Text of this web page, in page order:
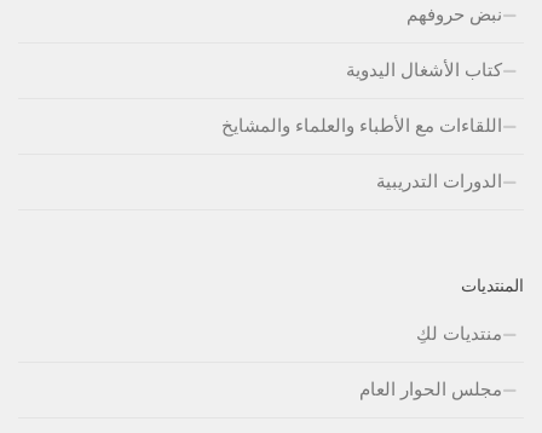
نبض حروفهم
كتاب الأشغال اليدوية
اللقاءات مع الأطباء والعلماء والمشايخ
الدورات التدريبية
المنتديات
منتديات لكِ
مجلس الحوار العام